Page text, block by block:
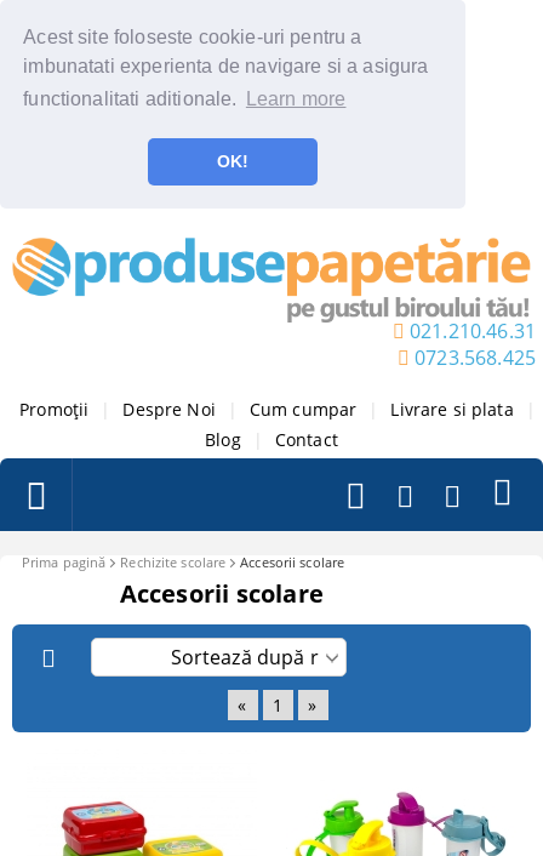
Acest site foloseste cookie-uri pentru a
imbunatati experienta de navigare si a asigura
functionalitati aditionale.
Learn more
OK!
021.210.46.31
0723.568.425
Promoții Despre Noi Cum cumpar Livrare si plata
Blog
Contact
Prima pagină Rechizite scolare Accesorii scolare
Accesorii scolare
« 1 »